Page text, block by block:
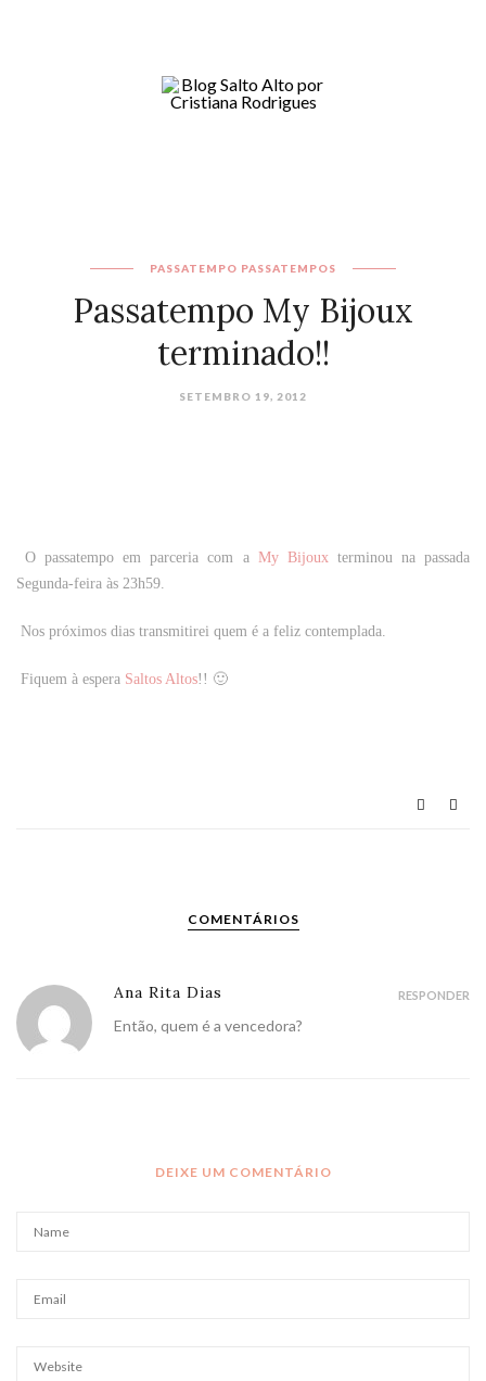
PASSATEMPO PASSATEMPOS
Passatempo My Bijoux
terminado!!
SETEMBRO 19, 2012
O passatempo em parceria com a My Bijouxterminou na passada
Segunda-feira às 23h59.
Nos próximos dias transmitirei quem é a feliz contemplada.
Fiquem à espera Saltos Altos!! 🙂
COMENTÁRIOS
Ana Rita Dias
Então, quem é a vencedora?
RESPONDER
DEIXE UM COMENTÁRIO